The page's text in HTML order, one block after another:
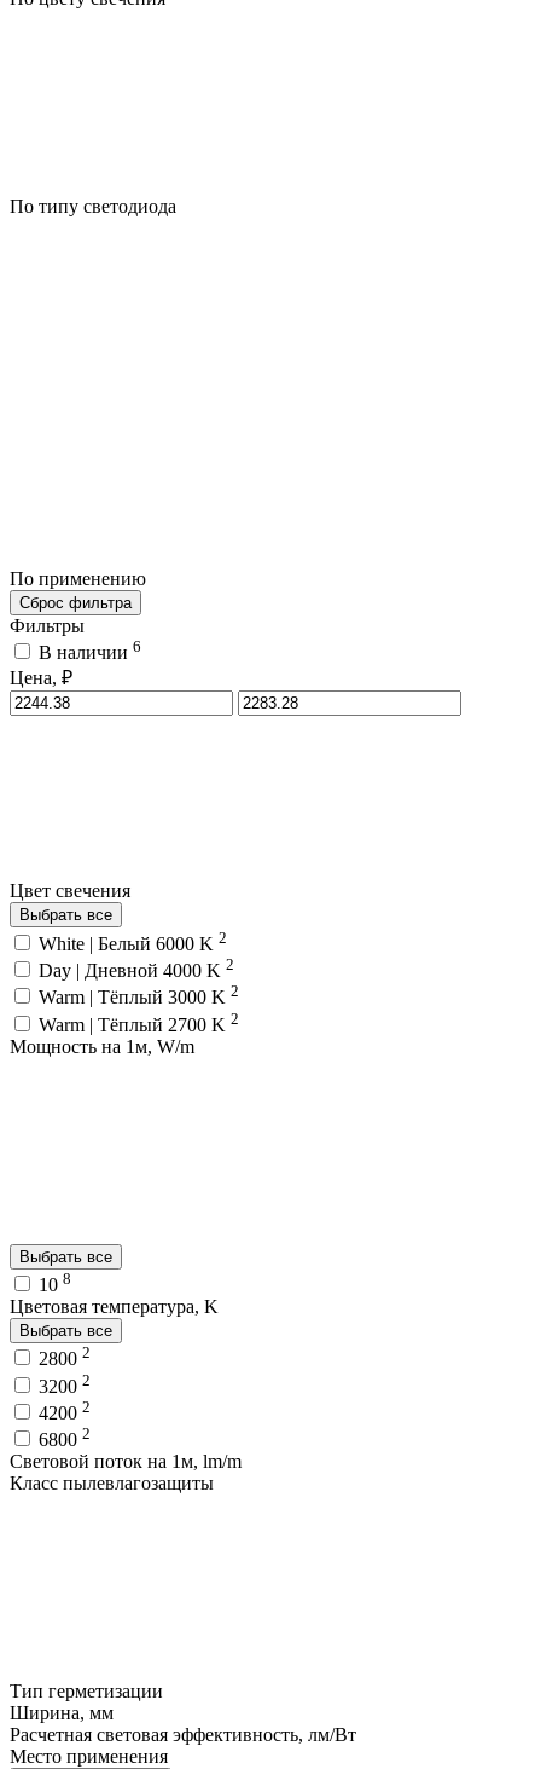
По типу светодиода
По применению
Сброс фильтра
Фильтры
В наличии 6
Цена, ₽
Цвет свечения
Выбрать все
White | Белый 6000 K 2
Day | Дневной 4000 K 2
Warm | Тёплый 3000 K 2
Warm | Тёплый 2700 K 2
Мощность на 1м, W/m
Выбрать все
10 8
Цветовая температура, K
Выбрать все
2800 2
3200 2
4200 2
6800 2
Световой поток на 1м, lm/m
Класс пылевлагозащиты
Тип герметизации
Ширина, мм
Расчетная световая эффективность, лм/Вт
Место применения